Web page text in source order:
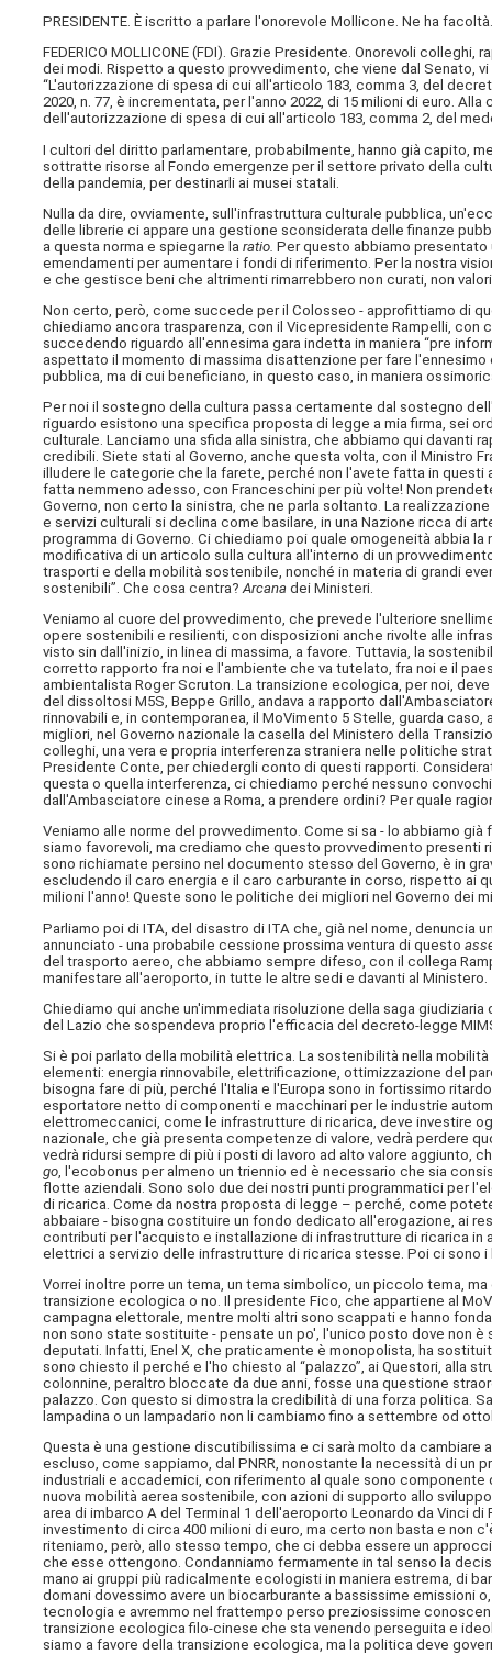
PRESIDENTE. È iscritto a parlare l'onorevole Mollicone. Ne ha
FEDERICO MOLLICONE (FDI). Grazie Presidente. Onorevoli colleghi,
dei modi. Rispetto a questo provvedimento, che viene dal Senato,
“L'autorizzazione di spesa di cui all'articolo 183, comma 3, del
2020, n. 77, è incrementata, per l'anno 2022, di 15 milioni di euro.
dell'autorizzazione di spesa di cui all'articolo 183, comma 2, del
I cultori del diritto parlamentare, probabilmente, hanno già capito,
sottratte risorse al Fondo emergenze per il settore privato della
della pandemia, per destinarli ai musei statali.
Nulla da dire, ovviamente, sull'infrastruttura culturale pubblica,
delle librerie ci appare una gestione sconsiderata delle finanze
a questa norma e spiegarne laratio. Per questo abbiamo
emendamenti per aumentare i fondi di riferimento. Per la nostra
e che gestisce beni che altrimenti rimarrebbero non curati, non
Non certo, però, come succede per il Colosseo - approfittiamo di
chiediamo ancora trasparenza, con il Vicepresidente Rampelli,
succedendo riguardo all'ennesima gara indetta in maniera “pre
aspettato il momento di massima disattenzione per fare
pubblica, ma di cui beneficiano, in questo caso, in maniera
Per noi il sostegno della cultura passa certamente dal sostegno
riguardo esistono una specifica proposta di legge a mia firma, sei
culturale. Lanciamo una sfida alla sinistra, che abbiamo qui davanti
credibili. Siete stati al Governo, anche questa volta, con il Ministro
illudere le categorie che la farete, perché non l'avete fatta in questi
fatta nemmeno adesso, con Franceschini per più volte! Non
Governo, non certo la sinistra, che ne parla soltanto. La
e servizi culturali si declina come basilare, in una Nazione ricca di
programma di Governo. Ci chiediamo poi quale omogeneità abbia
modificativa di un articolo sulla cultura all'interno di un
trasporti e della mobilità sostenibile, nonché in materia di grandi
sostenibili”. Che cosa centra?Arcana dei Ministeri.
Veniamo al cuore del provvedimento, che prevede l'ulteriore
opere sostenibili e resilienti, con disposizioni anche rivolte alle
visto sin dall'inizio, in linea di massima, a favore. Tuttavia, la
corretto rapporto fra noi e l'ambiente che va tutelato, fra noi e il
ambientalista Roger Scruton. La transizione ecologica, per noi,
del dissoltosi M5S, Beppe Grillo, andava a rapporto
rinnovabili e, in contemporanea, il MoVimento 5 Stelle, guarda
migliori, nel Governo nazionale la casella del Ministero della
colleghi, una vera e propria interferenza straniera nelle politiche
Presidente Conte, per chiedergli conto di questi rapporti.
questa o quella interferenza, ci chiediamo perché nessuno
dall'Ambasciatore cinese a Roma, a prendere ordini? Per quale
Veniamo alle norme del provvedimento. Come si sa - lo abbiamo
siamo favorevoli, ma crediamo che questo provvedimento
sono richiamate persino nel documento stesso del Governo, è in
escludendo il caro energia e il caro carburante in corso, rispetto ai
milioni l'anno! Queste sono le politiche dei migliori nel Governo dei
Parliamo poi di ITA, del disastro di ITA che, già nel nome,
annunciato - una probabile cessione prossima ventura di questo
del trasporto aereo, che abbiamo sempre difeso, con il collega
manifestare all'aeroporto, in tutte le altre sedi e davanti al Ministero.
Chiediamo qui anche un'immediata risoluzione della saga
del Lazio che sospendeva proprio l'efficacia del decreto-legge
Si è poi parlato della mobilità elettrica. La sostenibilità nella
elementi: energia rinnovabile, elettrificazione, ottimizzazione del
bisogna fare di più, perché l'Italia e l'Europa sono in fortissimo
esportatore netto di componenti e macchinari per le industrie
elettromeccanici, come le infrastrutture di ricarica, deve investire
nazionale, che già presenta competenze di valore, vedrà perdere
vedrà ridursi sempre di più i posti di lavoro ad alto valore aggiunto,
go, l'ecobonus per almeno un triennio ed è necessario che sia
flotte aziendali. Sono solo due dei nostri punti programmatici per
di ricarica. Come da nostra proposta di legge – perché, come
abbaiare - bisogna costituire un fondo dedicato all'erogazione, ai
contributi per l'acquisto e installazione di infrastrutture di ricarica
elettrici a servizio delle infrastrutture di ricarica stesse. Poi ci sono i
Vorrei inoltre porre un tema, un tema simbolico, un piccolo tema,
transizione ecologica o no. Il presidente Fico, che appartiene al
campagna elettorale, mentre molti altri sono scappati e hanno
non sono state sostituite - pensate un po', l'unico posto dove non
deputati. Infatti, Enel X, che praticamente è monopolista, ha
sono chiesto il perché e l'ho chiesto al “palazzo”, ai Questori, alla
colonnine, peraltro bloccate da due anni, fosse una questione
palazzo. Con questo si dimostra la credibilità di una forza politica.
lampadina o un lampadario non li cambiamo fino a settembre od
Questa è una gestione discutibilissima e ci sarà molto da
escluso, come sappiamo, dal PNRR, nonostante la necessità di
industriali e accademici, con riferimento al quale sono
nuova mobilità aerea sostenibile, con azioni di supporto allo
area di imbarco A del Terminal 1 dell'aeroporto Leonardo da Vinci
investimento di circa 400 milioni di euro, ma certo non basta e non
riteniamo, però, allo stesso tempo, che ci debba essere un
che esse ottengono. Condanniamo fermamente in tal senso la
mano ai gruppi più radicalmente ecologisti in maniera estrema, di
domani dovessimo avere un biocarburante a bassissime emissioni
tecnologia e avremmo nel frattempo perso preziosissime
transizione ecologica filo-cinese che sta venendo perseguita e
siamo a favore della transizione ecologica, ma la politica deve